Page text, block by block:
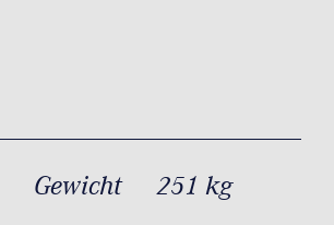
Gewicht 251 kg